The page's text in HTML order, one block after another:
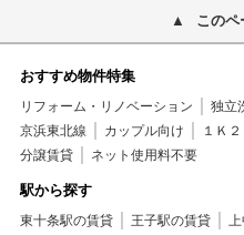
このペ
おすすめ物件特集
リフォーム・リノベーション 独立
京浜東北線
カップル向け １Ｋ
分譲賃貸
ネット使用料不要
駅から探す
東十条駅の賃貸 王子駅の賃貸